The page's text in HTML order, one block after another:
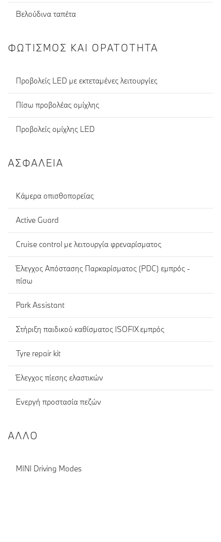
Βελούδινα ταπέτα
ΦΩΤΙΣΜΌΣ ΚΑΙ ΟΡΑΤΌΤΗΤΑ
Προβολείς LED με εκτεταμένες λειτουργίες
Πίσω προβολέας ομίχλης
Προβολείς ομίχλης LED
ΑΣΦΆΛΕΙΑ
Κάμερα οπισθοπορείας
Active Guard
Cruise control με λειτουργία φρεναρίσματος
Έλεγχος Απόστασης Παρκαρίσματος (PDC) εμπρός -
πίσω
Park Assistant
Στήριξη παιδικού καθίσματος ISOFIX εμπρός
Tyre repair kit
Έλεγχος πίεσης ελαστικών
Ενεργή προστασία πεζών
ΆΛΛΟ
MINI Driving Modes